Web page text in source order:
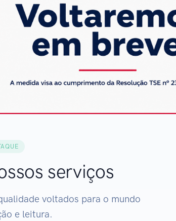
serviços
voltados para o mundo
e leitura.